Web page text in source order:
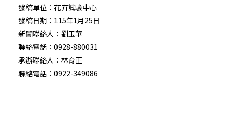
發稿單位：花卉試驗中心
發稿日期：115年1月25日
新聞聯絡人：劉玉華
聯絡電話：0928-880031
承辦聯絡人：林育正
聯絡電話：0922-349086